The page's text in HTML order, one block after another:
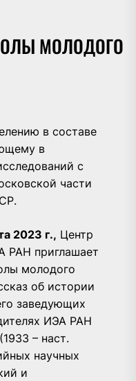
МОЛОДОГО
в составе
в
с
части
2023 г., Центр
РАН приглашает
молодого
об истории
заведующих
ИЭА РАН
– наст.
научных
и